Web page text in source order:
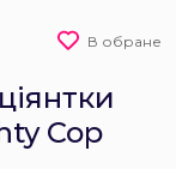
В обране
Cop